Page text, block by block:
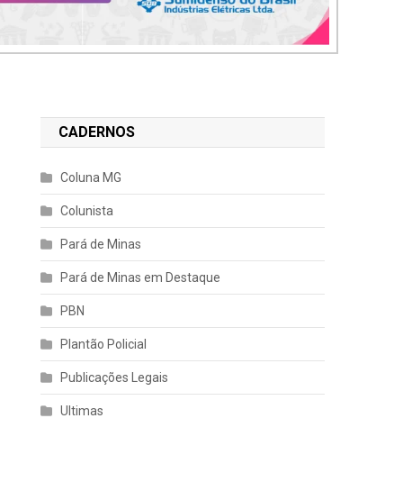
CADERNOS
Coluna MG
Colunista
Pará de Minas
Pará de Minas em Destaque
PBN
Plantão Policial
Publicações Legais
Ultimas